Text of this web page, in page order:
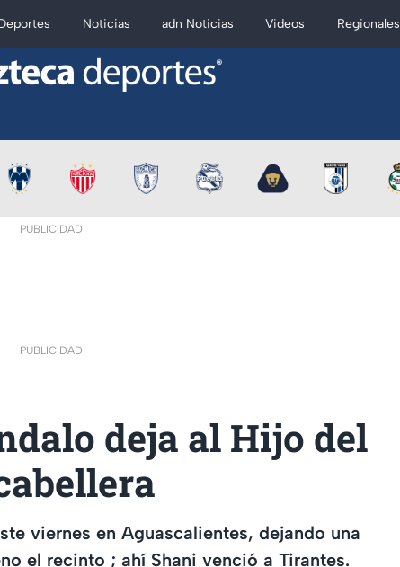
Noticias adn Noticias Videos Regionales
PUBLICIDAD
PUBLICIDAD
deja al Hijo del
viernes en Aguascalientes, dejando una
el recinto ; ahí Shani venció a Tirantes.